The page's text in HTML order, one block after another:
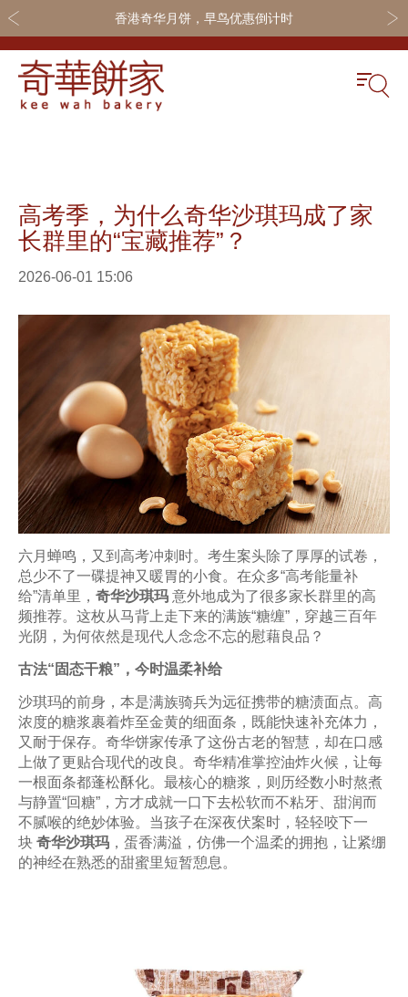
香港奇华月饼，早鸟优惠倒计时
最新推广
网店商城
线下门店
定制服务
嫁喜须知
奇华礼盒
嫁喜礼饼
节日礼品
迪士尼系列
所有产品
联系我们
高考季，为什么奇华沙琪玛成了家
长群里的“宝藏推荐”？
2026-06-01 15:06
六月蝉鸣，又到高考冲刺时。考生案头除了厚厚的试卷，
总少不了一碟提神又暖胃的小食。在众多“高考能量补
给”清单里， 奇华沙琪玛 意外地成为了很多家长群里的高
频推荐。这枚从马背上走下来的满族“糖缠”，穿越三百年
光阴，为何依然是现代人念念不忘的慰藉良品？
古法“固态干粮”，今时温柔补给
沙琪玛的前身，本是满族骑兵为远征携带的糖渍面点。高
浓度的糖浆裹着炸至金黄的细面条，既能快速补充体力，
又耐于保存。奇华饼家传承了这份古老的智慧，却在口感
上做了更贴合现代的改良。奇华精准掌控油炸火候，让每
一根面条都蓬松酥化。最核心的糖浆，则历经数小时熬煮
与静置“回糖”，方才成就一口下去松软而不粘牙、甜润而
不腻喉的绝妙体验。当孩子在深夜伏案时，轻轻咬下一
块 奇华沙琪玛 ，蛋香满溢，仿佛一个温柔的拥抱，让紧绷
的神经在熟悉的甜蜜里短暂憩息。